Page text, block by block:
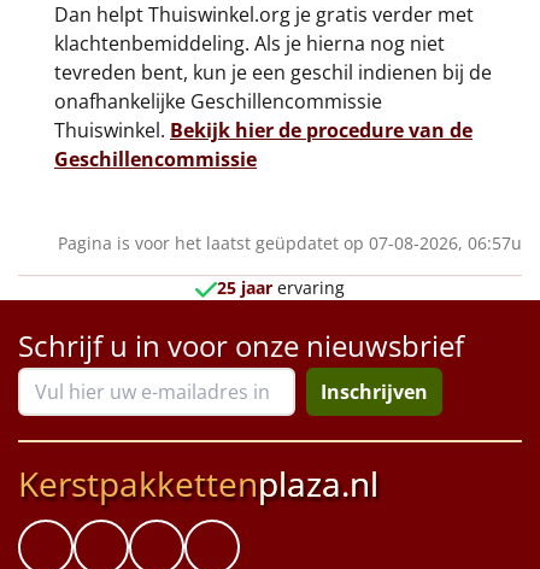
Alle overige
Dan helpt Thuiswinkel.org je gratis verder met
klachtenbemiddeling. Als je hierna nog niet
tevreden bent, kun je een geschil indienen bij de
onafhankelijke Geschillencommissie
Thuiswinkel. Bekijk hier de procedure van de
Geschillencommissie
Pagina is voor het laatst geüpdatet op 07-08-2026, 06:57u
25 jaar ervaring
Schrijf u in voor onze nieuwsbrief
Inschrijven
Kerstpakkettenplaza.nl